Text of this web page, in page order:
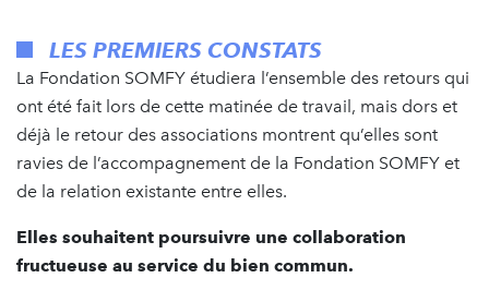
LES PREMIERS CONSTATS
La Fondation SOMFY étudiera l’ensemble des retours qui
ont été fait lors de cette matinée de travail, mais dors et
déjà le retour des associations montrent qu’elles sont
ravies de l’accompagnement de la Fondation SOMFY et
de la relation existante entre elles.
Elles souhaitent poursuivre une collaboration
fructueuse au service du bien commun.